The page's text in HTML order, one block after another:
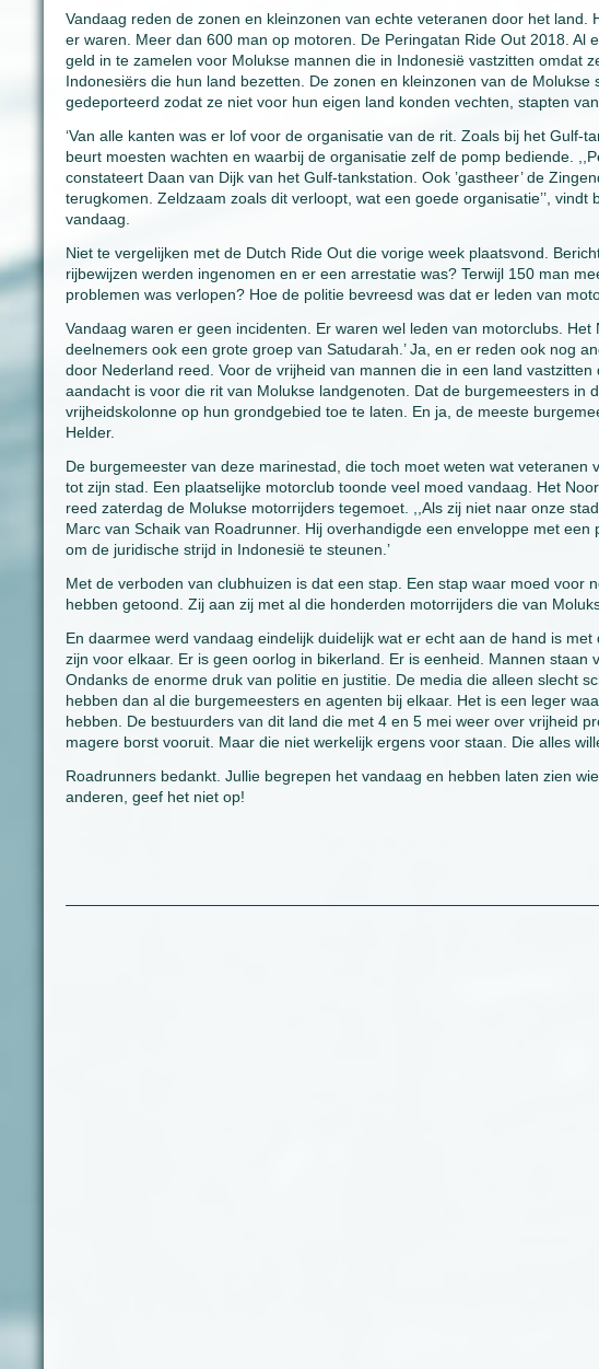
Vandaag reden de zonen en kleinzonen van echte veteranen door het
er waren. Meer dan 600 man op motoren. De Peringatan Ride Out 2018. Al
geld in te zamelen voor Molukse mannen die in Indonesië vastzitten omdat
Indonesiërs die hun land bezetten. De zonen en kleinzonen van de
gedeporteerd zodat ze niet voor hun eigen land konden vechten, stapten
‘Van alle kanten was er lof voor de organisatie van de rit. Zoals bij het Gulf-
beurt moesten wachten en waarbij de organisatie zelf de pomp bediende.
constateert Daan van Dijk van het Gulf-tankstation. Ook ’gastheer’ de
terugkomen. Zeldzaam zoals dit verloopt, wat een goede organisatie’’,
vandaag.
Niet te vergelijken met de Dutch Ride Out die vorige week plaatsvond.
rijbewijzen werden ingenomen en er een arrestatie was? Terwijl 150 man
problemen was verlopen? Hoe de politie bevreesd was dat er leden van
Vandaag waren er geen incidenten. Er waren wel leden van motorclubs.
deelnemers ook een grote groep van Satudarah.’ Ja, en er reden ook nog
door Nederland reed. Voor de vrijheid van mannen die in een land
aandacht is voor die rit van Molukse landgenoten. Dat de burgemeesters in
vrijheidskolonne op hun grondgebied toe te laten. En ja, de meeste
Helder.
De burgemeester van deze marinestad, die toch moet weten wat
tot zijn stad. Een plaatselijke motorclub toonde veel moed vandaag. Het
reed zaterdag de Molukse motorrijders tegemoet. ,,Als zij niet naar onze
Marc van Schaik van Roadrunner. Hij overhandigde een enveloppe met
om de juridische strijd in Indonesië te steunen.’
Met de verboden van clubhuizen is dat een stap. Een stap waar moed voor
hebben getoond. Zij aan zij met al die honderden motorrijders die van
En daarmee werd vandaag eindelijk duidelijk wat er echt aan de hand is
zijn voor elkaar. Er is geen oorlog in bikerland. Er is eenheid. Mannen staan
Ondanks de enorme druk van politie en justitie. De media die alleen slecht
hebben dan al die burgemeesters en agenten bij elkaar. Het is een leger
hebben. De bestuurders van dit land die met 4 en 5 mei weer over vrijheid
magere borst vooruit. Maar die niet werkelijk ergens voor staan. Die alles
Roadrunners bedankt. Jullie begrepen het vandaag en hebben laten zien
anderen, geef het niet op!